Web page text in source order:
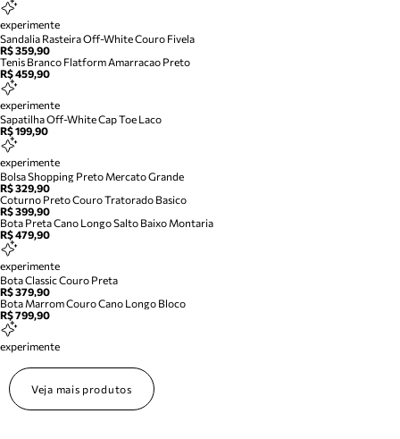
experimente
Sandalia Rasteira Off-White Couro Fivela
R$ 359,90
Tenis Branco Flatform Amarracao Preto
R$ 459,90
experimente
Sapatilha Off-White Cap Toe Laco
R$ 199,90
experimente
Bolsa Shopping Preto Mercato Grande
R$ 329,90
Coturno Preto Couro Tratorado Basico
R$ 399,90
Bota Preta Cano Longo Salto Baixo Montaria
R$ 479,90
experimente
Bota Classic Couro Preta
R$ 379,90
Bota Marrom Couro Cano Longo Bloco
R$ 799,90
experimente
Veja mais produtos